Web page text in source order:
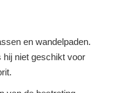
en wandelpaden.
hij niet geschikt voor